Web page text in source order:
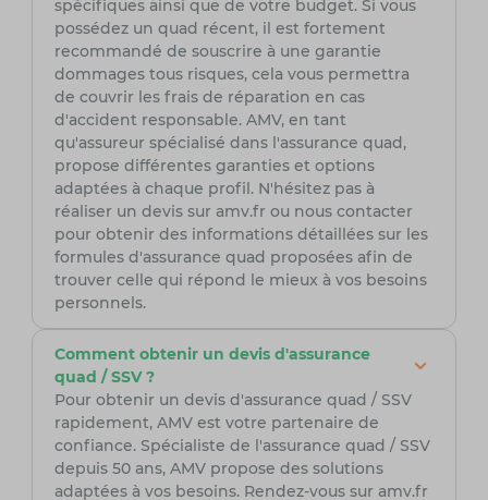
spécifiques ainsi que de votre budget. Si vous
possédez un quad récent, il est fortement
recommandé de souscrire à une garantie
dommages tous risques, cela vous permettra
de couvrir les frais de réparation en cas
d'accident responsable. AMV, en tant
qu'assureur spécialisé dans l'assurance quad,
propose différentes garanties et options
adaptées à chaque profil. N'hésitez pas à
réaliser un devis sur amv.fr ou nous contacter
pour obtenir des informations détaillées sur les
formules d'assurance quad proposées afin de
trouver celle qui répond le mieux à vos besoins
personnels.
Comment obtenir un devis d'assurance
quad / SSV ?
Pour obtenir un devis d'assurance quad / SSV
rapidement, AMV est votre partenaire de
confiance. Spécialiste de l'assurance quad / SSV
depuis 50 ans, AMV propose des solutions
adaptées à vos besoins. Rendez-vous sur amv.fr